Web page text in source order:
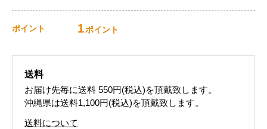
ポイント 1ポイント
送料
お届け先毎に送料 550円(税込)を頂戴致します。
沖縄県は送料1,100円(税込)を頂戴致します。
送料について